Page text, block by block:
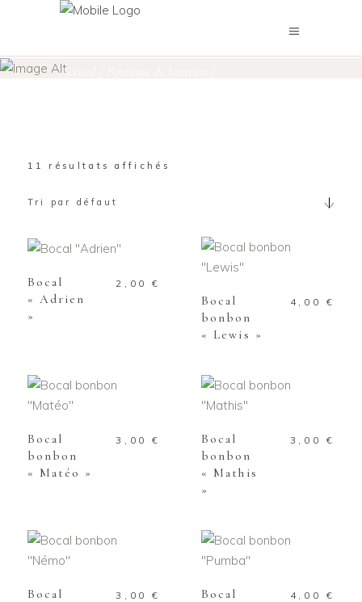
Accueil
11 résultats affichés
Tri par défaut
PANIER
Bocal
« Adrien
»
2,00€
AJOUTER AU
Bocal
bonbon
« Lewis »
4,00 €
AJOUTER AU
PANIER
Bocal
bonbon
« Matéo »
3,00€
AJOUTER AU
PANIER
Bocal
bonbon
« Mathis
»
3,00 €
AJOUTER AU
Bocal
3,00€
AJOUTER AU
PANIER
Bocal
4,00 €